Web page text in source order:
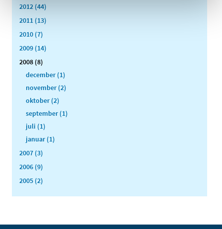
2012 (44)
2011 (13)
2010 (7)
2009 (14)
2008 (8)
december (1)
november (2)
oktober (2)
september (1)
juli (1)
januar (1)
2007 (3)
2006 (9)
2005 (2)